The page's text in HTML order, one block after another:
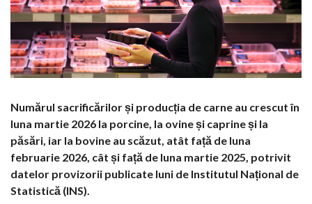
Numărul sacrificărilor și producția de carne au crescut în
luna martie 2026 la porcine, la ovine și caprine și la
păsări, iar la bovine au scăzut, atât față de luna
februarie 2026, cât și față de luna martie 2025, potrivit
datelor provizorii publicate luni de Institutul Național de
Statistică (INS).